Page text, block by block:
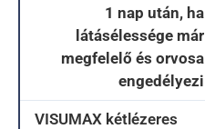
1 nap után, ha
látásélessége már
megfelelő és orvosa
engedélyezi
VISUMAX kétlézeres